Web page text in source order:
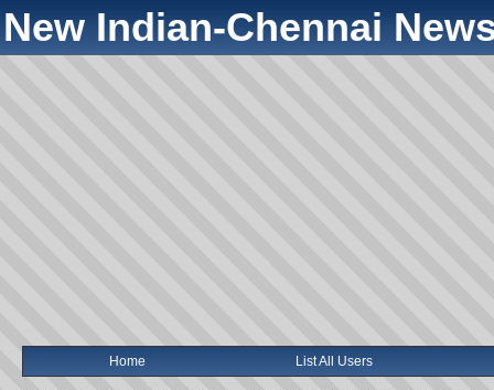
New Indian-Chennai
Home List All Users